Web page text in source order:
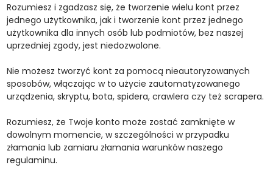
Rozumiesz i zgadzasz się, że tworzenie wielu kont przez
jednego użytkownika, jak i tworzenie kont przez jednego
użytkownika dla innych osób lub podmiotów, bez naszej
uprzedniej zgody, jest niedozwolone.
Nie możesz tworzyć kont za pomocą nieautoryzowanych
sposobów, włączając w to użycie zautomatyzowanego
urządzenia, skryptu, bota, spidera, crawlera czy też scrapera.
Rozumiesz, że Twoje konto może zostać zamknięte w
dowolnym momencie, w szczególności w przypadku
złamania lub zamiaru złamania warunków naszego
regulaminu.